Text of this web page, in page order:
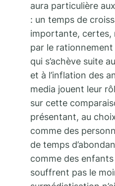
aura particulière
: un temps de
importante, certes,
par le rationnement
qui s’achève suite
et à l’inflation des
media jouent leur
sur cette
présentant, au
comme des
de temps
comme des
souffrent pas le